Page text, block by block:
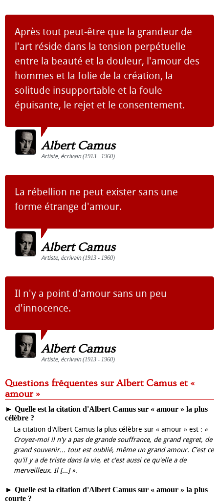
Après tout peut-être que la grandeur de
l'art réside dans la tension perpétuelle
entre la beauté et la douleur, l'amour des
hommes et la folie de la création, la
solitude insupportable et la foule
épuisante, le rejet et le consentement.
Albert Camus
Artiste, écrivain(1913 - 1960)
La rébellion ne peut exister sans une
forme étrange d'amour.
Albert Camus
Artiste, écrivain(1913 - 1960)
Il n'y a point d'amour sans un peu
d'innocence.
Albert Camus
Artiste, écrivain(1913 - 1960)
Questions fréquentes sur Albert Camus et «
amour »
► Quelle est la citation d'Albert Camus sur « amour » la plus
célèbre ?
La citation d'Albert Camus la plus célèbre sur « amour » est : «
Croyez-moi il n'y a pas de grande souffrance, de grand regret, de
grand souvenir... tout est oublié, même un grand amour. C'est ce
qu'il y a de triste dans la vie, et c'est aussi ce qu'elle a de
merveilleux. Il [...] ».
► Quelle est la citation d'Albert Camus sur « amour » la plus
courte ?